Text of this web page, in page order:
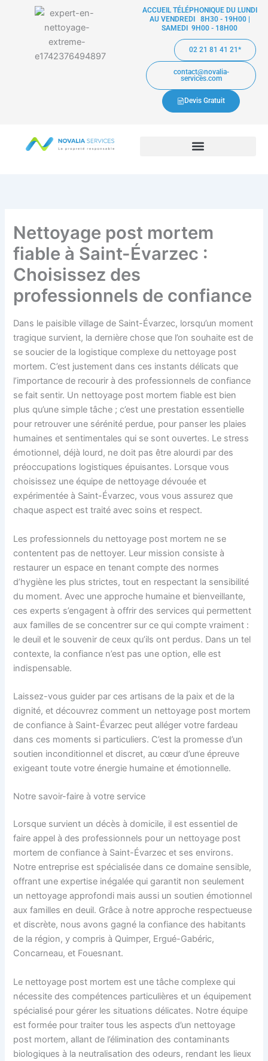
ACCUEIL TÉLÉPHONIQUE DU LUNDI
AU VENDREDI 8H30 - 19H00 |
SAMEDI 9H00 - 18H00
02 21 81 41 21*
contact@novalia-
services.com
Devis Gratuit
Nettoyage post mortem
fiable à Saint-Évarzec :
Choisissez des
professionnels de confiance
Dans le paisible village de Saint-Évarzec, lorsqu’un moment
tragique survient, la dernière chose que l’on souhaite est de
se soucier de la logistique complexe du nettoyage post
mortem. C’est justement dans ces instants délicats que
l’importance de recourir à des professionnels de confiance
se fait sentir. Un nettoyage post mortem fiable est bien
plus qu’une simple tâche ; c’est une prestation essentielle
pour retrouver une sérénité perdue, pour panser les plaies
humaines et sentimentales qui se sont ouvertes. Le stress
émotionnel, déjà lourd, ne doit pas être alourdi par des
préoccupations logistiques épuisantes. Lorsque vous
choisissez une équipe de nettoyage dévouée et
expérimentée à Saint-Évarzec, vous vous assurez que
chaque aspect est traité avec soins et respect.
Les professionnels du nettoyage post mortem ne se
contentent pas de nettoyer. Leur mission consiste à
restaurer un espace en tenant compte des normes
d’hygiène les plus strictes, tout en respectant la sensibilité
du moment. Avec une approche humaine et bienveillante,
ces experts s’engagent à offrir des services qui permettent
aux familles de se concentrer sur ce qui compte vraiment :
le deuil et le souvenir de ceux qu’ils ont perdus. Dans un tel
contexte, la confiance n’est pas une option, elle est
indispensable.
Laissez-vous guider par ces artisans de la paix et de la
dignité, et découvrez comment un nettoyage post mortem
de confiance à Saint-Évarzec peut alléger votre fardeau
dans ces moments si particuliers. C’est la promesse d’un
soutien inconditionnel et discret, au cœur d’une épreuve
exigeant toute votre énergie humaine et émotionnelle.
Notre savoir-faire à votre service
Lorsque survient un décès à domicile, il est essentiel de
faire appel à des professionnels pour un nettoyage post
mortem de confiance à Saint-Évarzec et ses environs.
Notre entreprise est spécialisée dans ce domaine sensible,
offrant une expertise inégalée qui garantit non seulement
un nettoyage approfondi mais aussi un soutien émotionnel
aux familles en deuil. Grâce à notre approche respectueuse
et discrète, nous avons gagné la confiance des habitants
de la région, y compris à Quimper, Ergué-Gabéric,
Concarneau, et Fouesnant.
Le nettoyage post mortem est une tâche complexe qui
nécessite des compétences particulières et un équipement
spécialisé pour gérer les situations délicates. Notre équipe
est formée pour traiter tous les aspects d’un nettoyage
post mortem, allant de l’élimination des contaminants
biologiques à la neutralisation des odeurs, rendant les lieux